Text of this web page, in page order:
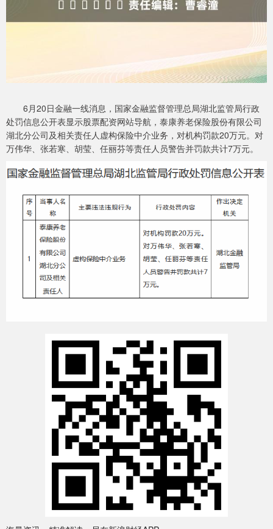
6月20日金融一线消息，国家金融监督管理总局湖北监管局行政
处罚信息公开表显示股票配资网站导航，泰康养老保险股份有限公司
湖北分公司及相关责任人虚构保险中介业务，对机构罚款20万元。对
万伟华、张若寒、胡莹、任丽芬等责任人员警告并罚款共计7万元。